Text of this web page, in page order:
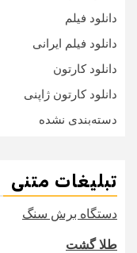
دانلود فیلم
دانلود فیلم ایرانی
دانلود کارتون
دانلود کارتون ژاپنی
دسته‌بندی نشده
تبلیغات متنی
دستگاه برش سنگ
طلا گشت